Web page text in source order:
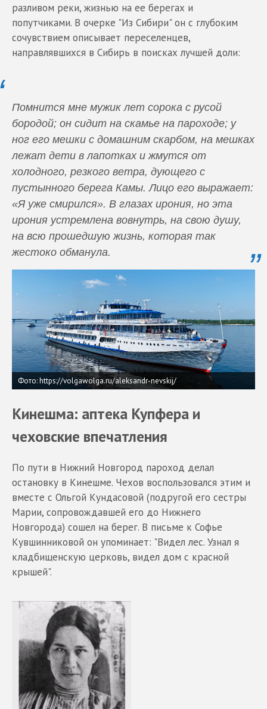
разливом реки, жизнью на ее берегах и
попутчиками. В очерке "Из Сибири" он с глубоким
сочувствием описывает переселенцев,
направлявшихся в Сибирь в поисках лучшей доли:
Помнится мне мужик лет сорока с русой
бородой; он сидит на скамье на пароходе; у
ног его мешки с домашним скарбом, на мешках
лежат дети в лапотках и жмутся от
холодного, резкого ветра, дующего с
пустынного берега Камы. Лицо его выражает:
«Я уже смирился». В глазах ирония, но эта
ирония устремлена вовнутрь, на свою душу,
на всю прошедшую жизнь, которая так
жестоко обманула.
Фото: https://volgawolga.ru/aleksandr-nevskij/
Кинешма: аптека Купфера и
чеховские впечатления
По пути в Нижний Новгород пароход делал
остановку в Кинешме. Чехов воспользовался этим и
вместе с Ольгой Кундасовой (подругой его сестры
Марии, сопровождавшей его до Нижнего
Новгорода) сошел на берег. В письме к Софье
Кувшинниковой он упоминает: "Видел лес. Узнал я
кладбищенскую церковь, видел дом с красной
крышей".